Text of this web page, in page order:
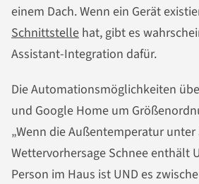
einem Dach. Wenn ein Gerät
Schnittstelle hat, gibt es
Assistant-Integration dafür.
Die Automationsmöglichkeiten
und Google Home um
„Wenn die Außentemperatur
Wettervorhersage Schnee enthält
Person im Haus ist UND es